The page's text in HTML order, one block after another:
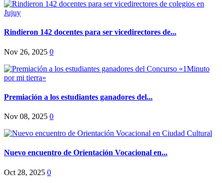
Rindieron 142 docentes para ser vicedirectores de...
Nov 26, 2025 0
Premiación a los estudiantes ganadores del...
Nov 08, 2025 0
Nuevo encuentro de Orientación Vocacional en...
Oct 28, 2025 0